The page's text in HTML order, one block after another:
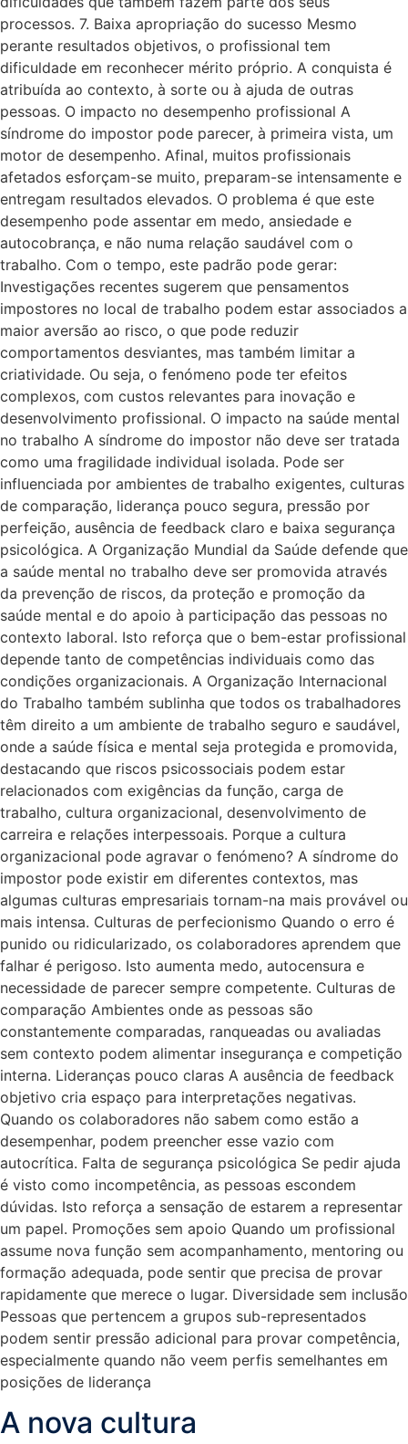
processos. 7. Baixa apropriação do sucesso Mesmo
perante resultados objetivos, o profissional tem
dificuldade em reconhecer mérito próprio. A conquista é
atribuída ao contexto, à sorte ou à ajuda de outras
pessoas. O impacto no desempenho profissional A
síndrome do impostor pode parecer, à primeira vista, um
motor de desempenho. Afinal, muitos profissionais
afetados esforçam-se muito, preparam-se intensamente e
entregam resultados elevados. O problema é que este
desempenho pode assentar em medo, ansiedade e
autocobrança, e não numa relação saudável com o
trabalho. Com o tempo, este padrão pode gerar:
Investigações recentes sugerem que pensamentos
impostores no local de trabalho podem estar associados a
maior aversão ao risco, o que pode reduzir
comportamentos desviantes, mas também limitar a
criatividade. Ou seja, o fenómeno pode ter efeitos
complexos, com custos relevantes para inovação e
desenvolvimento profissional. O impacto na saúde mental
no trabalho A síndrome do impostor não deve ser tratada
como uma fragilidade individual isolada. Pode ser
influenciada por ambientes de trabalho exigentes, culturas
de comparação, liderança pouco segura, pressão por
perfeição, ausência de feedback claro e baixa segurança
psicológica. A Organização Mundial da Saúde defende que
a saúde mental no trabalho deve ser promovida através
da prevenção de riscos, da proteção e promoção da
saúde mental e do apoio à participação das pessoas no
contexto laboral. Isto reforça que o bem-estar profissional
depende tanto de competências individuais como das
condições organizacionais. A Organização Internacional
do Trabalho também sublinha que todos os trabalhadores
têm direito a um ambiente de trabalho seguro e saudável,
onde a saúde física e mental seja protegida e promovida,
destacando que riscos psicossociais podem estar
relacionados com exigências da função, carga de
trabalho, cultura organizacional, desenvolvimento de
carreira e relações interpessoais. Porque a cultura
organizacional pode agravar o fenómeno? A síndrome do
impostor pode existir em diferentes contextos, mas
algumas culturas empresariais tornam-na mais provável ou
mais intensa. Culturas de perfecionismo Quando o erro é
punido ou ridicularizado, os colaboradores aprendem que
falhar é perigoso. Isto aumenta medo, autocensura e
necessidade de parecer sempre competente. Culturas de
comparação Ambientes onde as pessoas são
constantemente comparadas, ranqueadas ou avaliadas
sem contexto podem alimentar insegurança e competição
interna. Lideranças pouco claras A ausência de feedback
objetivo cria espaço para interpretações negativas.
Quando os colaboradores não sabem como estão a
desempenhar, podem preencher esse vazio com
autocrítica. Falta de segurança psicológica Se pedir ajuda
é visto como incompetência, as pessoas escondem
dúvidas. Isto reforça a sensação de estarem a representar
um papel. Promoções sem apoio Quando um profissional
assume nova função sem acompanhamento, mentoring ou
formação adequada, pode sentir que precisa de provar
rapidamente que merece o lugar. Diversidade sem inclusão
Pessoas que pertencem a grupos sub-representados
podem sentir pressão adicional para provar competência,
especialmente quando não veem perfis semelhantes em
posições de liderança
A nova cultura